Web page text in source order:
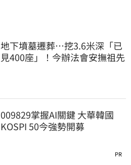
地下墳墓遷葬…挖3.6米深「已
見400座」！今辦法會安撫祖先
009829掌握AI關鍵 大華韓國
KOSPI 50今強勢開募
PR